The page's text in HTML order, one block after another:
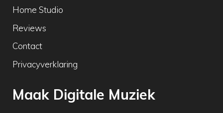
Home Studio
Reviews
Contact
Privacyverklaring
Maak Digitale Muziek